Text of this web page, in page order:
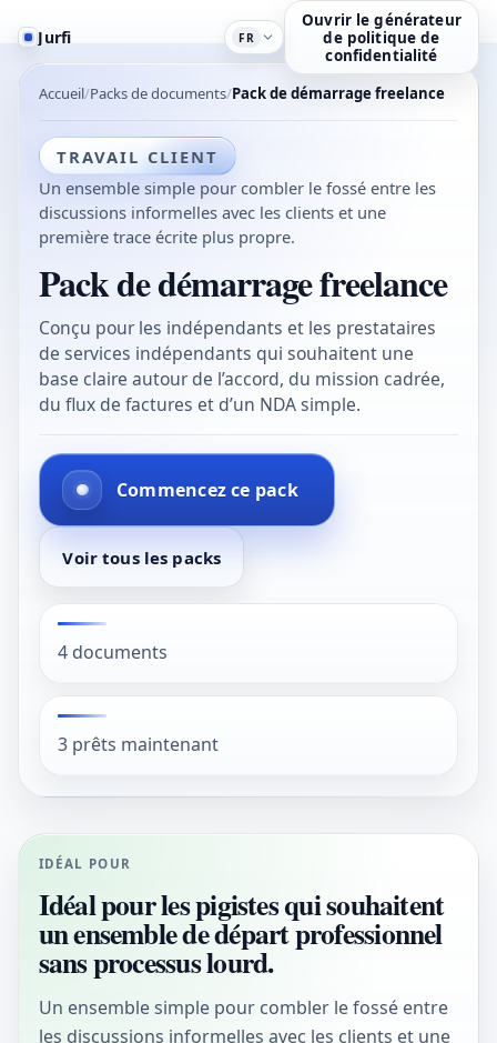
Jurfi FR
Ouvrir le générateur
de politique de
confidentialité
Accueil Packs de documents Pack de démarrage freelance
TRAVAIL CLIENT
Un ensemble simple pour combler le fossé entre les
discussions informelles avec les clients et une
première trace écrite plus propre.
Pack de démarrage freelance
Conçu pour les indépendants et les prestataires
de services indépendants qui souhaitent une
base claire autour de l’accord, du mission cadrée,
du flux de factures et d’un NDA simple.
Commencez ce pack
Voir tous les packs
4 documents
3 prêts maintenant
IDÉAL POUR
Idéal pour les pigistes qui souhaitent
un ensemble de départ professionnel
sans processus lourd.
Un ensemble simple pour combler le fossé entre
les discussions informelles avec les clients et une